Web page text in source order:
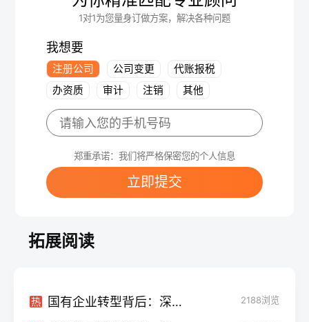
1对1为您量身订做方案，解决各种问题
我想要
注册公司 公司变更
代账报税
办资质
审计 注销 其他
郑重承诺：我们将严格保密您的个人信息
立即提交
拓展阅读
热 国有企业转型背后：深究公司法改制的必要性 2188浏览